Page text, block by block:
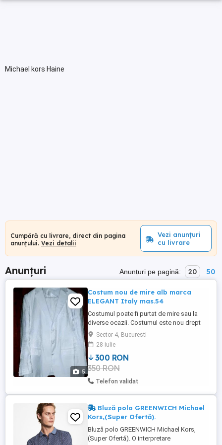
Michael kors Haine
Cumpără cu livrare, direct din pagina
anunțului. Vezi detalii
Vezi anunțuri
cu livrare
Anunțuri Anunțuri pe pagină: 20 50
5
Costum nou de mire alb marca
ELEGANT Italy mas.54
Costumul poate fi purtat de mire sau la
diverse ocazii. Costumul este nou drept
dovada cine il cumpara trebuie sa
ajusteze lungimea pantalonului si sa-i
puna rejansa. Calitate Lux,marca Elegant
Italia mas. 54. Necesita calcare
profesionala fiind sifonat in sifonier.
Sector 4, Bucuresti
28 iulie
300 RON
350 RON
Telefon validat
Bluză polo GREENWICH Michael
Kors,(Super Ofertă).
Bluză polo GREENWICH Michael Kors,
(Super Ofertă). O interpretare